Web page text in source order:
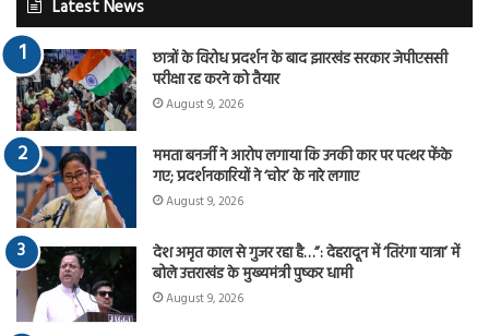
Latest News
छात्रों के विरोध प्रदर्शन के बाद झारखंड सरकार जेपीएससी
परीक्षा रद्द करने को तैयार
August 9, 2026
ममता बनर्जी ने आरोप लगाया कि उनकी कार पर पत्थर फेंके
गए; प्रदर्शनकारियों ने ‘चोर’ के नारे लगाए
August 9, 2026
देश अमृत काल से गुजर रहा है…”: देहरादून में ‘तिरंगा यात्रा’ में
बोले उत्तराखंड के मुख्यमंत्री पुष्कर धामी
August 9, 2026